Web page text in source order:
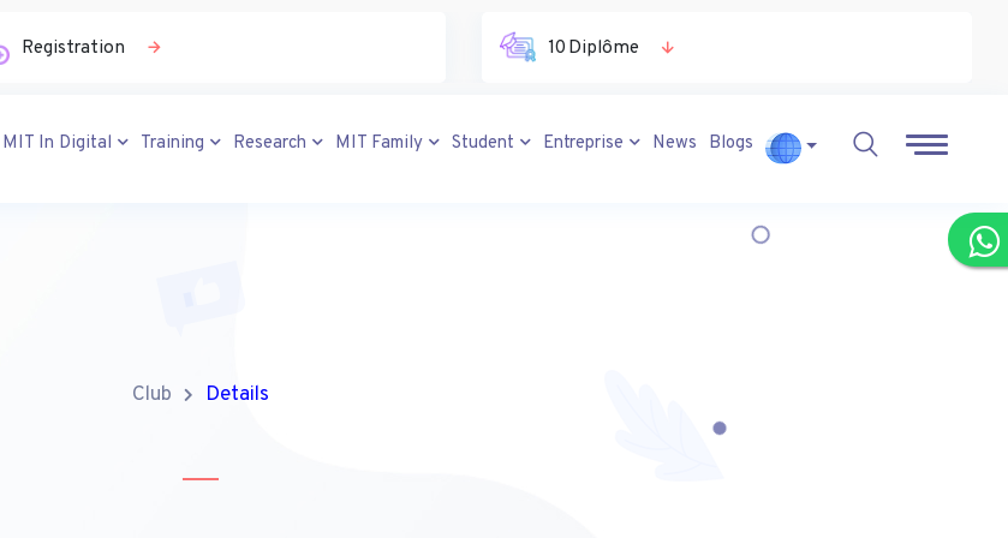
10 Diplôme Alternation
MIT In Digital Training Research MIT Family Student Entreprise News Blogs
Club Details